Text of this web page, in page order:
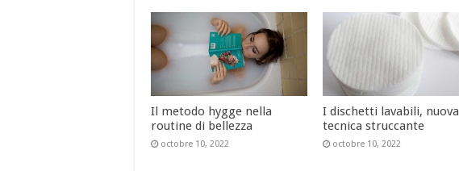
Il metodo hygge nella
routine di bellezza
octobre 10, 2022
I dischetti lavabili, nuova
tecnica struccante
octobre 10, 2022